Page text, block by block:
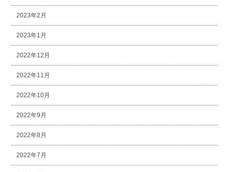
2023年2月
2023年1月
2022年12月
2022年11月
2022年10月
2022年9月
2022年8月
2022年7月